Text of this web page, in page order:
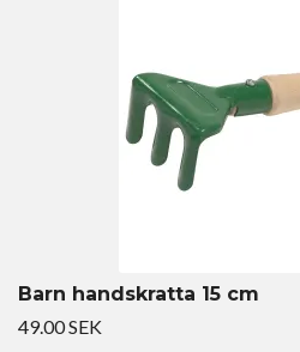
Barn handskratta 15 cm
49.00 SEK